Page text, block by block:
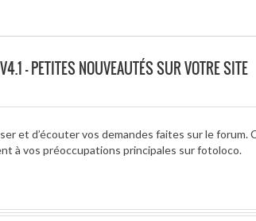
– PETITES NOUVEAUTÉS SUR VOTRE SITE
et d’écouter vos demandes faites sur le
à vos préoccupations principales sur fotoloco.